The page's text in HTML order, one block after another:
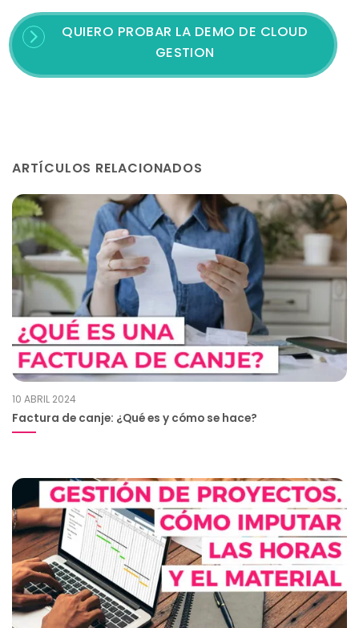
QUIERO PROBAR LA DEMO DE CLOUD
GESTION
ARTÍCULOS RELACIONADOS
10 ABRIL 2024
Factura de canje: ¿Qué es y cómo se hace?